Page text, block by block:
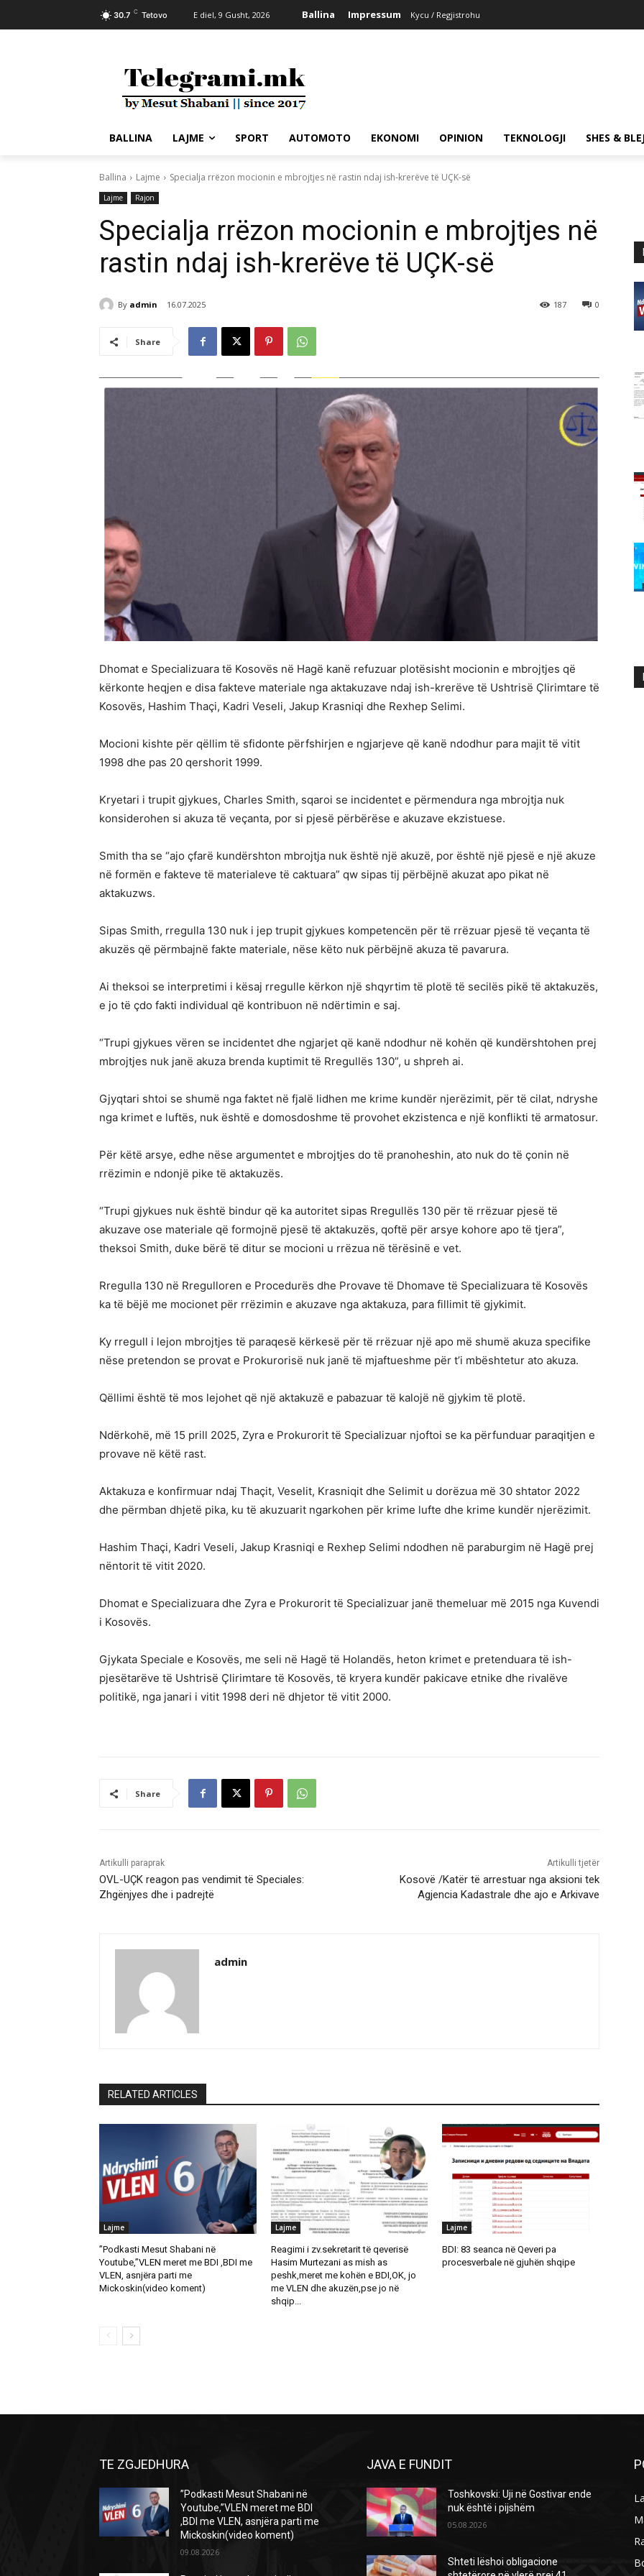
30.7 C Tetovo E diel, 9 Gusht, 2026 Ballina Impressum Kycu / Regjistrohu
BALLINA LAJME SPORT AUTOMOTO EKONOMI OPINION TEKNOLOGJI SHES &
Ballina Lajme Specialja rrëzon mocionin e mbrojtjes në rastin ndaj ish-krerëve të UÇK-së
Lajme Rajon
Specialja rrëzon mocionin e mbrojtjes në
rastin ndaj ish-krerëve të UÇK-së
By admin 16.07.2025 0
187
Share
Dhomat e Specializuara të Kosovës në Hagë kanë refuzuar plotësisht mocionin e mbrojtjes që
kërkonte heqjen e disa fakteve materiale nga aktakuzave ndaj ish-krerëve të Ushtrisë Çlirimtare të
Kosovës, Hashim Thaçi, Kadri Veseli, Jakup Krasniqi dhe Rexhep Selimi.
Mocioni kishte për qëllim të sfidonte përfshirjen e ngjarjeve që kanë ndodhur para majit të vitit
1998 dhe pas 20 qershorit 1999.
Kryetari i trupit gjykues, Charles Smith, sqaroi se incidentet e përmendura nga mbrojtja nuk
konsiderohen si akuza të veçanta, por si pjesë përbërëse e akuzave ekzistuese.
Smith tha se “ajo çfarë kundërshton mbrojtja nuk është një akuzë, por është një pjesë e një akuze
në formën e fakteve të materialeve të caktuara” qw sipas tij përbëjnë akuzat apo pikat në
aktakuzws.
Sipas Smith, rregulla 130 nuk i jep trupit gjykues kompetencën për të rrëzuar pjesë të veçanta të
akuzës që përmbajnë fakte materiale, nëse këto nuk përbëjnë akuza të pavarura.
Ai theksoi se interpretimi i kësaj rregulle kërkon një shqyrtim të plotë të secilës pikë të aktakuzës,
e jo të çdo fakti individual që kontribuon në ndërtimin e saj.
“Trupi gjykues vëren se incidentet dhe ngjarjet që kanë ndodhur në kohën që kundërshtohen prej
mbrojtjes nuk janë akuza brenda kuptimit të Rregullës 130”, u shpreh ai.
Gjyqtari shtoi se shumë nga faktet në fjalë lidhen me krime kundër njerëzimit, për të cilat, ndryshe
nga krimet e luftës, nuk është e domosdoshme të provohet ekzistenca e një konflikti të armatosur.
Për këtë arsye, edhe nëse argumentet e mbrojtjes do të pranoheshin, ato nuk do të çonin në
rrëzimin e ndonjë pike të aktakuzës.
“Trupi gjykues nuk është bindur që ka autoritet sipas Rregullës 130 për të rrëzuar pjesë të
akuzave ose materiale që formojnë pjesë të aktakuzës, qoftë për arsye kohore apo të tjera”,
theksoi Smith, duke bërë të ditur se mocioni u rrëzua në tërësinë e vet.
Rregulla 130 në Rregulloren e Procedurës dhe Provave të Dhomave të Specializuara të Kosovës
ka të bëjë me mocionet për rrëzimin e akuzave nga aktakuza, para fillimit të gjykimit.
Ky rregull i lejon mbrojtjes të paraqesë kërkesë për të rrëzuar një apo më shumë akuza specifike
nëse pretendon se provat e Prokurorisë nuk janë të mjaftueshme për t’i mbështetur ato akuza.
Qëllimi është të mos lejohet që një aktakuzë e pabazuar të kalojë në gjykim të plotë.
Ndërkohë, më 15 prill 2025, Zyra e Prokurorit të Specializuar njoftoi se ka përfunduar paraqitjen e
provave në këtë rast.
Aktakuza e konfirmuar ndaj Thaçit, Veselit, Krasniqit dhe Selimit u dorëzua më 30 shtator 2022
dhe përmban dhjetë pika, ku të akuzuarit ngarkohen për krime lufte dhe krime kundër njerëzimit.
Hashim Thaçi, Kadri Veseli, Jakup Krasniqi e Rexhep Selimi ndodhen në paraburgim në Hagë prej
nëntorit të vitit 2020.
Dhomat e Specializuara dhe Zyra e Prokurorit të Specializuar janë themeluar më 2015 nga Kuvendi
i Kosovës.
Gjykata Speciale e Kosovës, me seli në Hagë të Holandës, heton krimet e pretenduara të ish-
pjesëtarëve të Ushtrisë Çlirimtare të Kosovës, të kryera kundër pakicave etnike dhe rivalëve
politikë, nga janari i vitit 1998 deri në dhjetor të vitit 2000.
Share
Artikulli paraprak
OVL-UÇK reagon pas vendimit të Speciales:
Zhgënjyes dhe i padrejtë
Artikulli tjetër
Kosovë /Katër të arrestuar nga aksioni tek
Agjencia Kadastrale dhe ajo e Arkivave
admin
RELATED ARTICLES
Lajme
”Podkasti Mesut Shabani në
Youtube,”VLEN meret me BDI ,BDI me
VLEN, asnjëra parti me
Mickoskin(video koment)
Lajme
Reagimi i zv.sekretarit të qeverisë
Hasim Murtezani as mish as
peshk,meret me kohën e BDI,OK, jo
me VLEN dhe akuzën,pse jo në
shqip...
Lajme
BDI: 83 seanca në Qeveri pa
procesverbale në gjuhën shqipe
TE ZGJEDHURA
”Podkasti Mesut Shabani në
Youtube,”VLEN meret me BDI
,BDI me VLEN, asnjëra parti me
Mickoskin(video koment)
09.08.2026
JAVA E FUNDIT
Toshkovski: Uji në Gostivar ende
nuk është i pijshëm
05.08.2026
Shteti lëshoi obligacione